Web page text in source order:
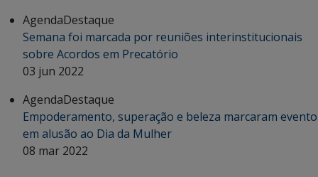
AgendaDestaque
Semana foi marcada por reuniões interinstitucionais
sobre Acordos em Precatório
03 jun 2022
AgendaDestaque
Empoderamento, superação e beleza marcaram evento
em alusão ao Dia da Mulher
08 mar 2022